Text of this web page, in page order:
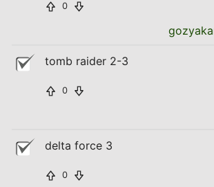
0
tomb raider 2-3
0
delta force 3
0